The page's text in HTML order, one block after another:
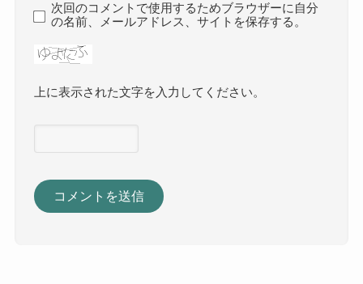
次回のコメントで使用するためブラウザーに自分
の名前、メールアドレス、サイトを保存する。
上に表示された文字を入力してください。